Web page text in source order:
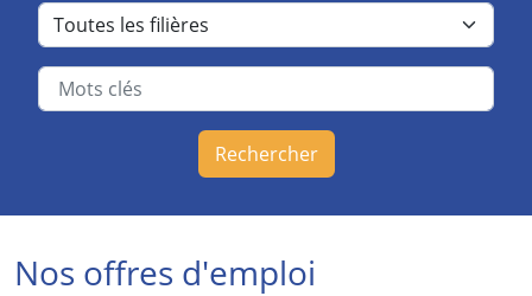
Rechercher
Nos offres d'emploi